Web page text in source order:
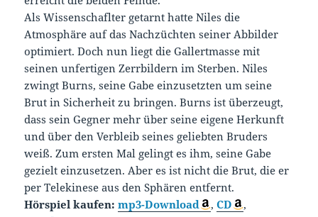
Als Wissenschaflter getarnt hatte Niles die
Atmosphäre auf das Nachzüchten seiner Abbilder
optimiert. Doch nun liegt die Gallertmasse mit
seinen unfertigen Zerrbildern im Sterben. Niles
zwingt Burns, seine Gabe einzusetzten um seine
Brut in Sicherheit zu bringen. Burns ist überzeugt,
dass sein Gegner mehr über seine eigene Herkunft
und über den Verbleib seines geliebten Bruders
weiß. Zum ersten Mal gelingt es ihm, seine Gabe
gezielt einzusetzen. Aber es ist nicht die Brut, die er
per Telekinese aus den Sphären entfernt.
Hörspiel kaufen: mp3-Download ,CD
,